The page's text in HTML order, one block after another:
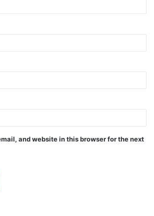
and website in this browser for the next